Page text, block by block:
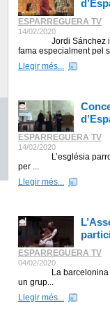
ESPARREGUERA TV
14/02/2020
Jordi Sánchez i
fama especialment pel
Llegir més...
ESPARREGUERA TV
14/02/2020
L’església
per ...
Llegir més...
ESPARREGUERA TV
04/02/2020
La barcelonina
un grup...
Llegir més...